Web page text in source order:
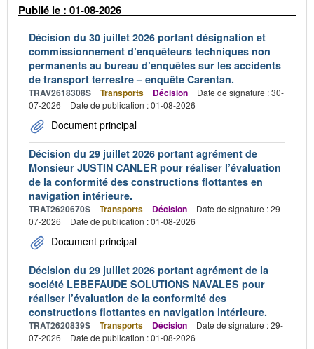
Publié le : 01-08-2026
Décision du 30 juillet 2026 portant désignation et
commissionnement d’enquêteurs techniques non
permanents au bureau d’enquêtes sur les accidents
de transport terrestre – enquête Carentan.
TRAV2618308S Transports Décision
Date de signature : 30-
07-2026
Date de publication : 01-08-2026
Document principal
Décision du 29 juillet 2026 portant agrément de
Monsieur JUSTIN CANLER pour réaliser l’évaluation
de la conformité des constructions flottantes en
navigation intérieure.
TRAT2620670S Transports Décision
Date de signature : 29-
07-2026
Date de publication : 01-08-2026
Document principal
Décision du 29 juillet 2026 portant agrément de la
société LEBEFAUDE SOLUTIONS NAVALES pour
réaliser l’évaluation de la conformité des
constructions flottantes en navigation intérieure.
TRAT2620839S Transports Décision
Date de signature : 29-
07-2026
Date de publication : 01-08-2026